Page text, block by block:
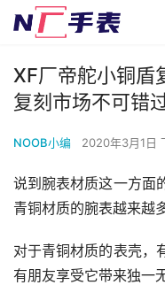
XF厂帝舵小铜盾
复刻市场不可错
NOOB小编 2020年3月1日
说到腕表材质这一方面
青铜材质的腕表越来越
对于青铜材质的表壳，
有朋友享受它带来独一